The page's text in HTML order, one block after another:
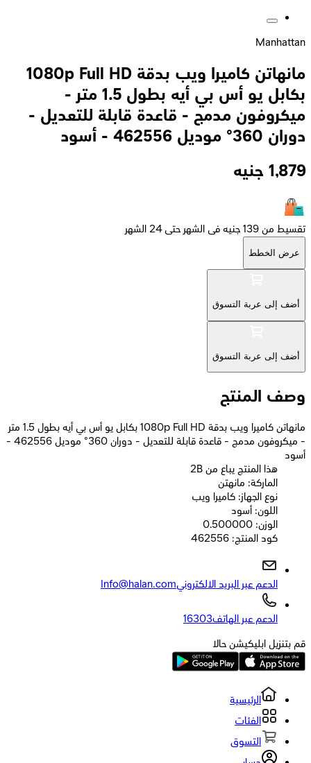
Manhattan
مانهاتن كاميرا ويب بدقة 1080p Full HD
بكابل يو أس بي أيه بطول 1.5 متر -
ميكروفون مدمج - قاعدة قابلة للتعديل -
دوران 360° موديل 462556 - أسود
1,879 جنيه
تقسيط من 139 جنيه فى الشهر حتى 24 الشهر
عرض الخطط
أضف إلى عربة التسوق
أضف إلى عربة التسوق
وصف المنتج
مانهاتن كاميرا ويب بدقة 1080p Full HD بكابل يو أس بي أيه بطول 1.5 متر
- ميكروفون مدمج - قاعدة قابلة للتعديل - دوران 360° موديل 462556 -
أسود
2B هذا المنتج يباع من
الماركة: مانهتن
نوع الجهاز: كاميرا ويب
اللون: أسود
الوزن: 0.500000
كود المنتج: 462556
الدعم عبر البريد الالكترونيInfo@halan.com
الدعم عبر الهاتف16303
قم بتنزيل ابليكيشن حالا
الرئيسية
الفئات
التسوق